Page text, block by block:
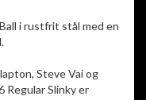
i rustfrit stål med en
Steve Vai og
Regular Slinky er